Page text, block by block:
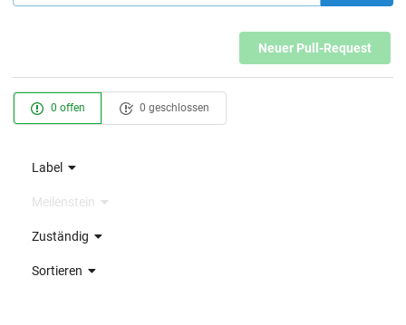
Neuer Pull-Request
0 offen 0 geschlossen
Label
Meilenstein
Zuständig
Sortieren